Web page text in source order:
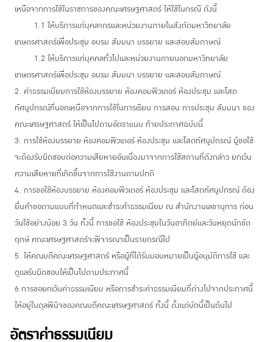
เหนือจากการใช้ในราชการของคณะเศรษฐศาสตร์ ให้ใช้ในกรณี ดังนี้
1.1 ให้บริการแก่บุคลากรและหน่วยงานภายในสังกัดมหาวิทยาลัย
เกษตรศาสตร์เพื่อประชุม อบรม สัมมนา บรรยาย และสอบสัมภาษณ์
1.2 ให้บริการแก่บุคคลทั่วไปและหน่วยงานภายนอกมหาวิทยาลัย
เกษตรศาสตร์เพื่อประชุม อบรม สัมมนา บรรยาย และสอบสัมภาษณ์
2. ค่าธรรมเนียมการใช้ห้องบรรยาย ห้องคอมพิวเตอร์ ห้องประชุม และโสต
ทัศนูปกรณ์ที่นอกเหนือจากการใช้ในการเรียน การสอน การประชุม สัมมนา ของ
คณะเศรษฐศาสตร์ ให้เป็นไปตามอัตราแนบ ท้ายประกาศฉบับนี้
3. การใช้ห้องบรรยาย ห้องคอมพิวเตอร์ ห้องประชุม และโสตทัศนูปกรณ์ ผู้ขอใช้
จะต้องรับผิดชอบต่อความเสียหายอันเนื่องมาจากการใช้สถานที่ดังกล่าว ยกเว้น
ความเสียหายที่เกิดขึ้นจากการใช้งานตามปกติ
4. การขอใช้ห้องบรรยาย ห้องคอมพิวเตอร์ ห้องประชุม และโสตทัศนูปกรณ์ ต้อง
ยื่นคําขอตามแบบที่กําหนดและชําระคําธรรมเนียม ณ สํานักงานเลขานุการ ก่อน
วันใช้อย่างน้อย 3 วัน ทั้งนี้ การขอใช้ ห้องประชุมในวันอาทิตย์และวันหยุดนักขัต
ฤกษ์ คณะเศรษฐศาสตร์จะพิจารณาเป็นรายกรณีไป
5. ให้คณบดีคณะเศรษฐศาสตร์ หรือผู้ที่ได้รับมอบหมายเป็นผู้อนุมัติการใช้ และ
ดูแลรับผิดชอบให้เป็นไปตามประกาศนี้
6.การขอยกเว้นค่าธรรมเนียม หรือการชําระค่าธรรมเนียมที่ต่างไปจากประกาศนี้
ให้อยู่ในดุลพินิจของคณบดีคณะเศรษฐศาสตร์ ทั้งนี้ ตั้งแต่บัดนี้เป็นต้นไป
อัตราค่าธรรมเนียม